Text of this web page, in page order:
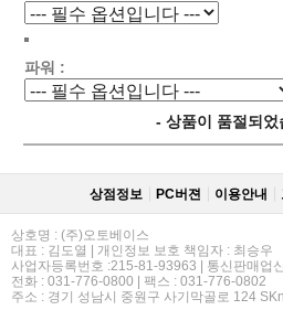
파워 :
- 상품이 품절되었
상점정보 PC버젼 이용안내
상호명 : (주)오토베이스
대표 : 김도열 | 개인정보 보호 책임자 : 최승우
사업자등록번호 :215-81-93963 | 통신판매업
전화 : 031-776-0800 | 팩스 : 031-776-0802
주소 : 경기 성남시 중원구 사기막골로 124